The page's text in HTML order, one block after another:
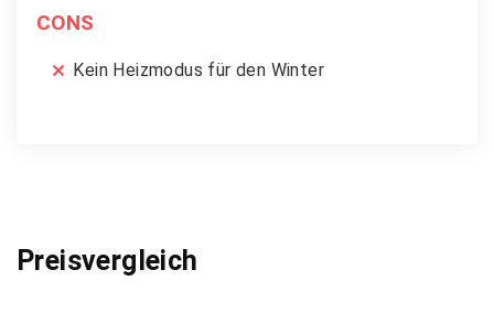
CONS
Kein Heizmodus für den Winter
Preisvergleich